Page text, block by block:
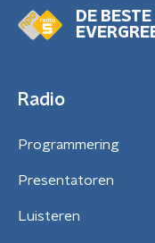
DE BESTE
Radio
Programmering
Presentatoren
Luisteren